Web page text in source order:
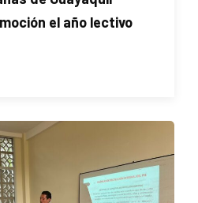
el año lectivo